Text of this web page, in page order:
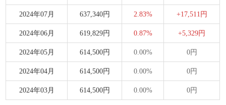
2024年07月 637,340円 2.83% +17,511円
2024年06月 619,829円 0.87% +5,329円
2024年05月 614,500円 0.00% 0円
2024年04月 614,500円 0.00% 0円
2024年03月 614,500円 0.00% 0円